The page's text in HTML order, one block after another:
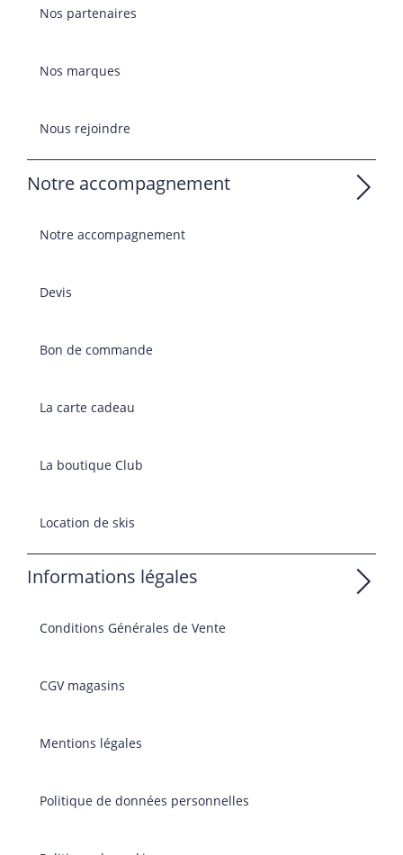
Nos partenaires
Nos marques
Nous rejoindre
Notre accompagnement
Notre accompagnement
Devis
Bon de commande
La carte cadeau
La boutique Club
Location de skis
Informations légales
Conditions Générales de Vente
CGV magasins
Mentions légales
Politique de données personnelles